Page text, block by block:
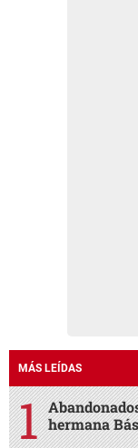
MÁS LEÍDAS
hermana